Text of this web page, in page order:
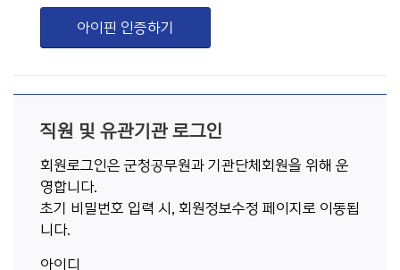
아이핀 인증하기
직원 및 유관기관 로그인
회원로그인은 군청공무원과 기관단체회원을 위해 운
영합니다.
초기 비밀번호 입력 시, 회원정보수정 페이지로 이동됩
니다.
아이디